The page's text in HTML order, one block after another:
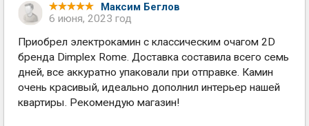
Максим Беглов
6 июня, 2023 год
Приобрел электрокамин с классическим очагом 2D
бренда Dimplex Rome. Доставка составила всего семь
дней, все аккуратно упаковали при отправке. Камин
очень красивый, идеально дополнил интерьер нашей
квартиры. Рекомендую магазин!